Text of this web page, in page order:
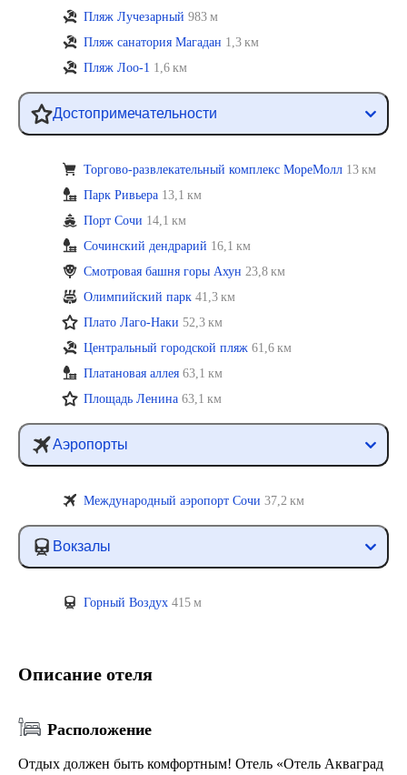
Пляж Лучезарный 983 м
Пляж санатория Магадан 1,3 км
Пляж Лоо-1 1,6 км
Достопримечательности
Торгово-развлекательный комплекс МореМолл 13 км
Парк Ривьера 13,1 км
Порт Сочи 14,1 км
Сочинский дендрарий 16,1 км
Смотровая башня горы Ахун 23,8 км
Олимпийский парк 41,3 км
Плато Лаго-Наки 52,3 км
Центральный городской пляж 61,6 км
Платановая аллея 63,1 км
Площадь Ленина 63,1 км
Аэропорты
Международный аэропорт Сочи 37,2 км
Вокзалы
Горный Воздух 415 м
Описание отеля
Расположение
Отдых должен быть комфортным! Отель «Отель Акваград